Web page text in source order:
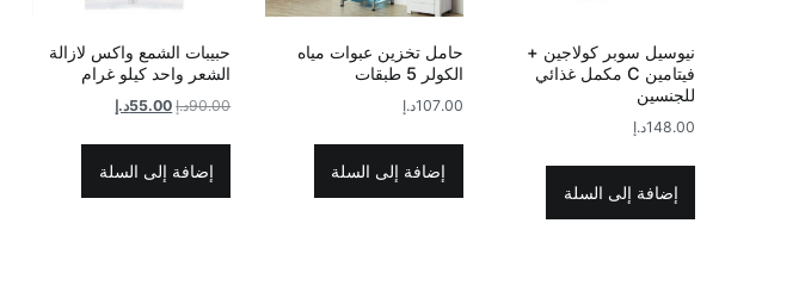
نيوسيل سوبر كولاجين +
فيتامين C مكمل غذائي
للجنسين
148.00د.إ
إضافة إلى السلة
حامل تخزين عبوات مياه
الكولر 5 طبقات
107.00د.إ
إضافة إلى السلة
حبيبات الشمع واكس لازالة
الشعر واحد كيلو غرام
90.00د.إ السعر
90.00د.إ.
55.00د.إالسعر
55.00د.إ.
إضافة إلى السلة